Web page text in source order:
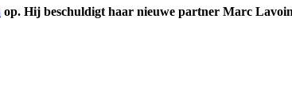
op. Hij beschuldigt haar nieuwe partner Marc